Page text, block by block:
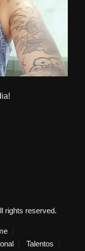
rights reserved.
Talentos